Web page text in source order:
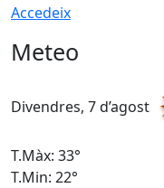
Accedeix
Meteo
Divendres, 7 d’agost
T.Màx: 33°
T.Min: 22°